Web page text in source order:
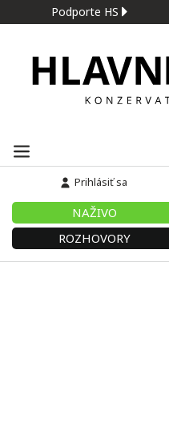
Podporte HS
Prihlásiť sa
NAŽIVO
ROZHOVORY